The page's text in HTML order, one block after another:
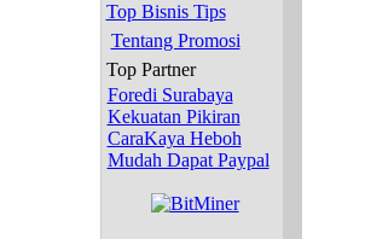
Top Bisnis Tips
Tentang Promosi
Top Partner
Foredi Surabaya
Kekuatan Pikiran
CaraKaya Heboh
Mudah Dapat Paypal